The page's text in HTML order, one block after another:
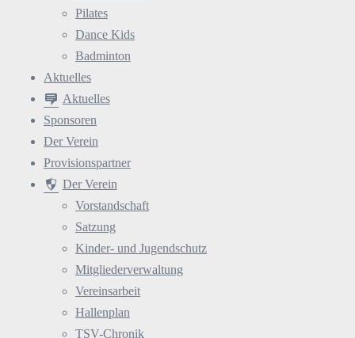
Pilates
Dance Kids
Badminton
Aktuelles
Aktuelles
Sponsoren
Der Verein
Provisionspartner
Der Verein
Vorstandschaft
Satzung
Kinder- und Jugendschutz
Mitgliederverwaltung
Vereinsarbeit
Hallenplan
TSV-Chronik